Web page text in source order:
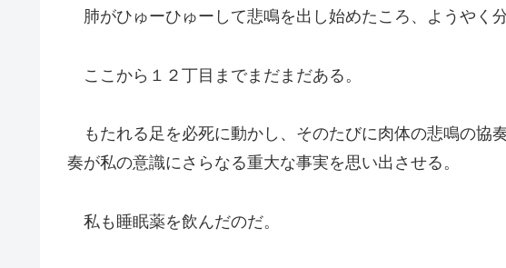
肺がひゅーひゅーして悲鳴を出し始めたころ、ようやく
ここから１２丁目までまだまだある。
もたれる足を必死に動かし、そのたびに肉体の悲鳴の協
奏が私の意識にさらなる重大な事実を思い出させる。
私も睡眠薬を飲んだのだ。